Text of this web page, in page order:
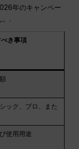
年のキャンペー
。.
き事項
ック、プロ、また
使用用途